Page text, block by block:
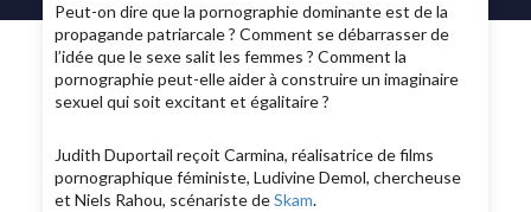
Peut-on dire que la pornographie dominante est de la
propagande patriarcale ? Comment se débarrasser de
l’idée que le sexe salit les femmes ? Comment la
pornographie peut-elle aider à construire un imaginaire
sexuel qui soit excitant et égalitaire ?
Judith Duportail reçoit Carmina, réalisatrice de films
pornographique féministe, Ludivine Demol, chercheuse
et Niels Rahou, scénariste deSkam.